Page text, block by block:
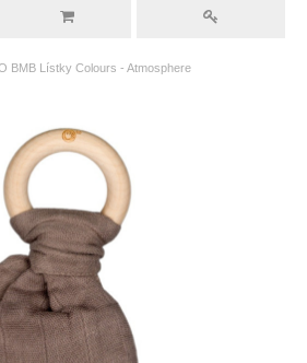
BMB Lístky Colours - Atmosphere